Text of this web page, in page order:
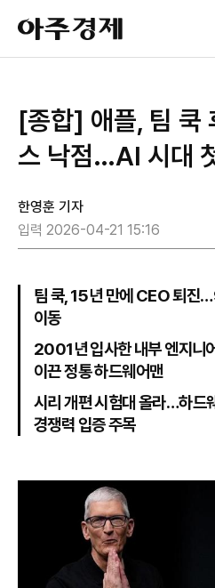
아
주
경
[종합] 애플, 팀 쿡
스 낙점…AI 시대
한영훈 기자
입력 2026-04-21 15:16
팀 쿡, 15년 만에 CEO 퇴진
이동
2001년 입사한 내부 엔지니
이끈 정통 하드웨어맨
시리 개편 시험대 올라…하드
경쟁력 입증 주목